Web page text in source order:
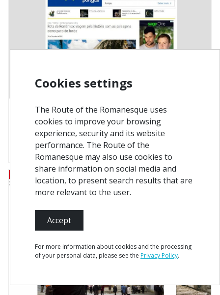
Rota do Românico: viagem pela história com
as paisagens como pano de fundo
18-02-2020
Cookies settings
The Route of the Romanesque uses
cookies to improve your browsing
experience, security and its website
performance. The Route of the
Romanesque may also use cookies to
share information on social media and
location, to present search results that are
more relevant to the user.
Accept
For more information about cookies and the processing
of your personal data, please see the Privacy Policy.